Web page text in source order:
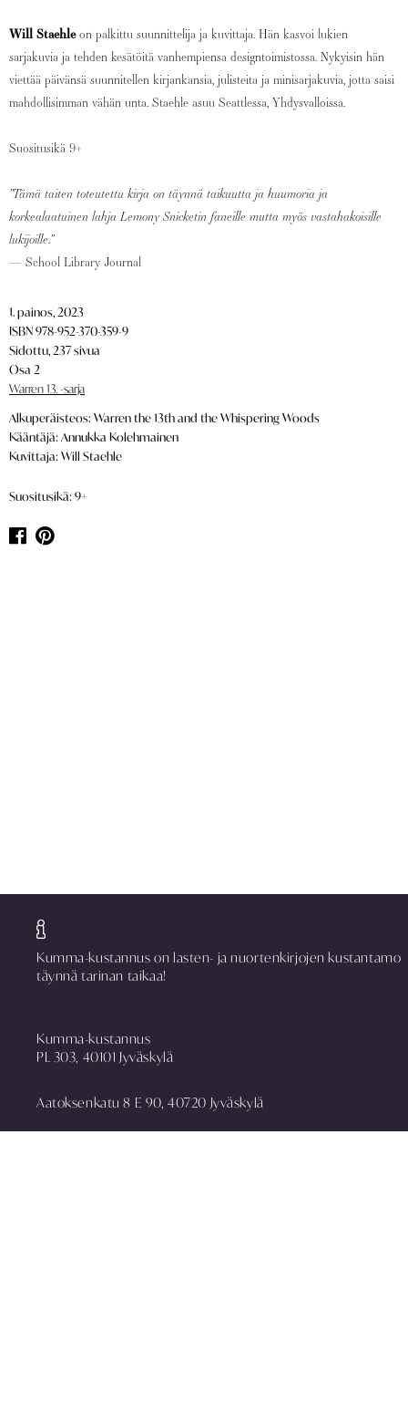
Will Staehleon palkittu suunnittelija ja kuvittaja. Hän kasvoi lukien
sarjakuvia ja tehden kesätöitä vanhempiensa designtoimistossa. Nykyisin hän
viettää päivänsä suunnitellen kirjankansia, julisteita ja minisarjakuvia, jotta saisi
mahdollisimman vähän unta. Staehle asuu Seattlessa, Yhdysvalloissa.
Suositusikä 9+
”Tämä taiten toteutettu kirja on täynnä taikuutta ja huumoria ja
korkealaatuinen lahja Lemony Snicketin faneille mutta myös vastahakoisille
lukijoille.”
— School Library Journal
1. painos, 2023
ISBN 978-952-370-359-9
Sidottu, 237 sivua
Osa 2
Warren 13. -sarja
Alkuperäisteos: Warren the 13th and the Whispering Woods
Kääntäjä: Annukka Kolehmainen
Kuvittaja: Will Staehle
Suositusikä: 9+
Kumma-kustannus on lasten- ja nuortenkirjojen kustantamo
täynnä tarinan taikaa!
Kumma-kustannus
PL 303, 40101 Jyväskylä
Aatoksenkatu 8 E 90, 40720 Jyväskylä